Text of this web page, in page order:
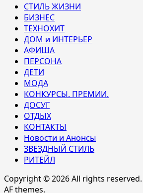
СТИЛЬ ЖИЗНИ
БИЗНЕС
ТЕХНОХИТ
ДОМ и ИНТЕРЬЕР
АФИША
ПЕРСОНА
ДЕТИ
МОДА
КОНКУРСЫ. ПРЕМИИ.
ДОСУГ
ОТДЫХ
КОНТАКТЫ
Новости и Анонсы
ЗВЕЗДНЫЙ СТИЛЬ
РИТЕЙЛ
Copyright © 2026 All rights reserved.
AF themes.